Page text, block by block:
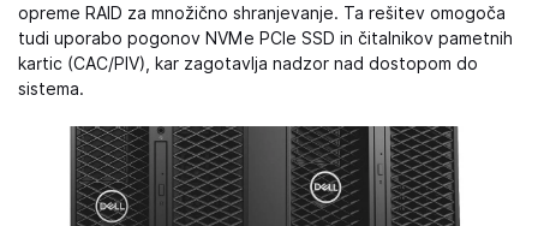
opreme RAID za množično shranjevanje. Ta rešitev omogoča
tudi uporabo pogonov NVMe PCIe SSD in čitalnikov pametnih
kartic (CAC/PIV), kar zagotavlja nadzor nad dostopom do
sistema.